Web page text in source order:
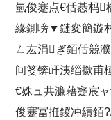
氫俊蹇点€佸惎杩
緣鍘嗙▼鏈変簡鏇
ㄥ厷涓ぎ銆佸競
间笅锛屽洟缁撳甫
€姝ュ共濂藉寲宸
俊蹇冨拰鍐冲績銆